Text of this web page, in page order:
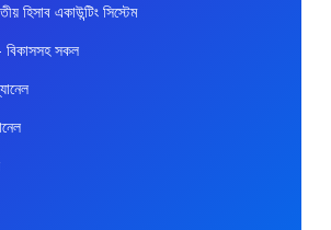
হিসাব একাউন্টিং সিস্টেম
বিকাসসহ সকল